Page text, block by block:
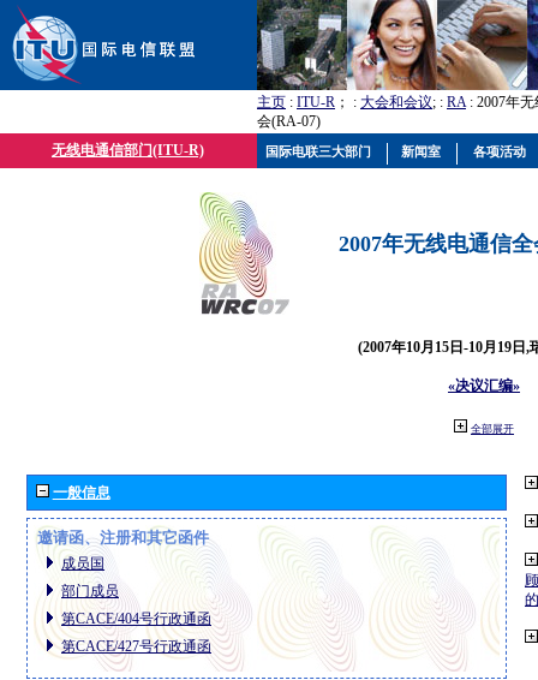
主页 : ITU-R ； : 大会和会议; : RA: 2007年
会(RA-07)
无线电通信部门(ITU-R)
2007年无线电通信
(2007年10月15日-10月19日,
«决议汇编»
全部展开
一般信息
邀请函、注册和其它函件
成员国
部门成员
第CACE/404号行政通函
第CACE/427号行政通函
国际电联三大部门 新闻室 各项活动